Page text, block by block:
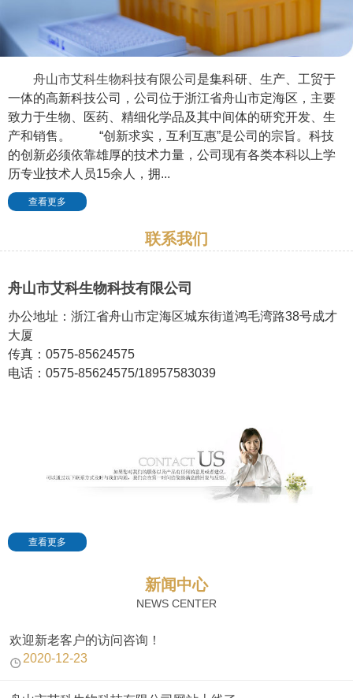
舟山市艾科生物科技有限公司 是集科研、生产、工贸于
一体的高新科技公司，公司位于浙江省舟山市定海区，主要
致力于生物、医药、精细化学品及其中间体的研究开发、生
产和销售。 “创新求实，互利互惠”是公司的宗旨。科技
的创新必须依靠雄厚的技术力量，公司现有各类本科以上学
历专业技术人员15余人，拥...
查看更多
联系我们
舟山市艾科生物科技有限公司
办公地址：浙江省舟山市定海区城东街道鸿毛湾路38号成才
大厦
传真：0575-85624575
电话：0575-85624575/18957583039
查看更多
新闻中心
NEWS CENTER
欢迎新老客户的访问咨询！
2020-12-23